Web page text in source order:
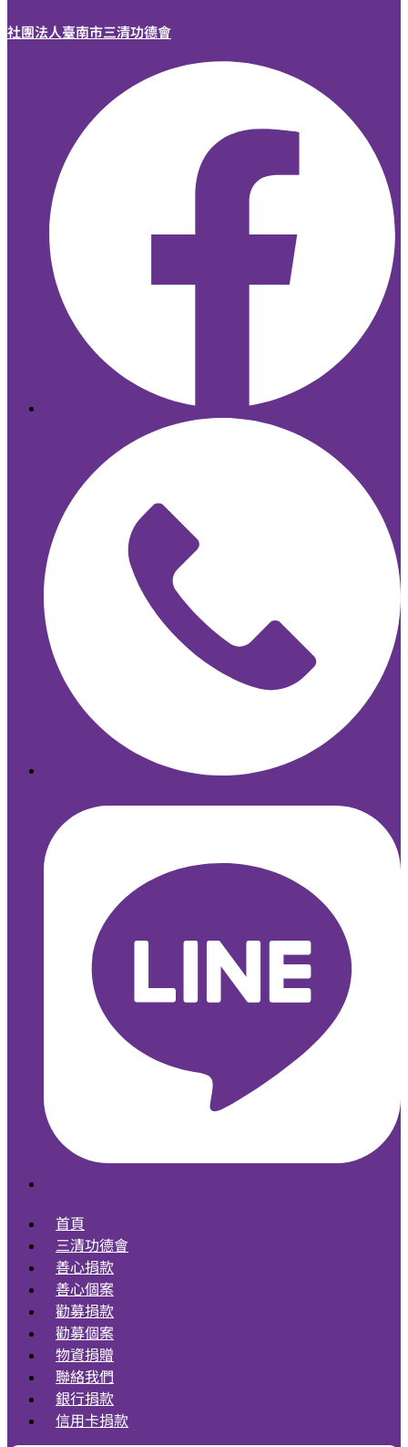
社團法人臺南市三清功德會
首頁
三清功德會
善心捐款
善心個案
勸募捐款
勸募個案
物資捐贈
聯絡我們
銀行捐款
信用卡捐款